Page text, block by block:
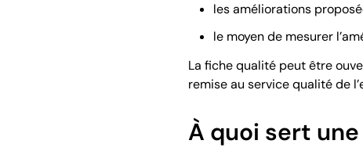
les améliorations
le moyen de mesurer
La fiche qualité peut être
remise au service qualité de
À quoi sert